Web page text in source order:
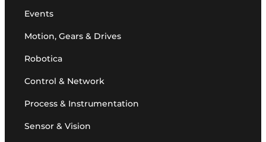
Events
Motion, Gears & Drives
Robotica
Control & Network
Process & Instrumentation
Sensor & Vision